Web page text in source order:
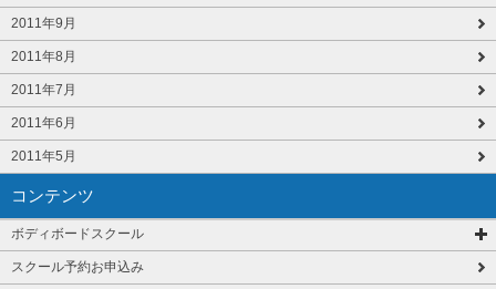
2011年9月
2011年8月
2011年7月
2011年6月
2011年5月
コンテンツ
ボディボードスクール
スクール予約お申込み